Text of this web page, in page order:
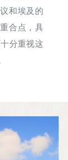
和埃及的
合点，具
分重视这